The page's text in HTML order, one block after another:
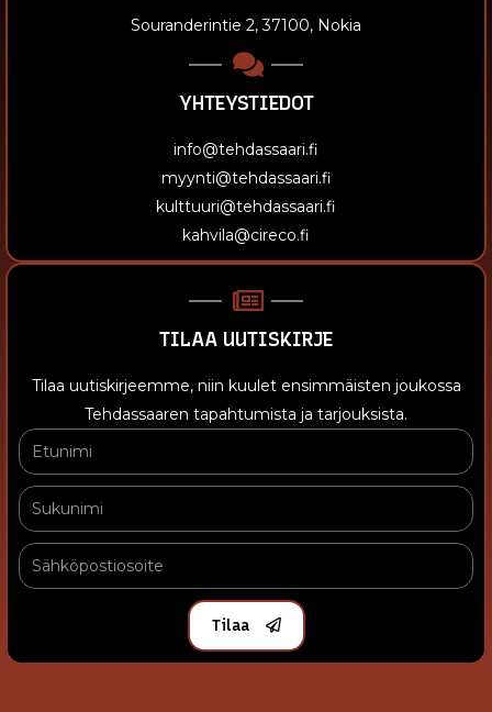
Souranderintie 2, 37100, Nokia
YHTEYSTIEDOT
info@tehdassaari.fi
myynti@tehdassaari.fi
kulttuuri@tehdassaari.fi
kahvila@cireco.fi
TILAA UUTISKIRJE
Tilaa uutiskirjeemme, niin kuulet ensimmäisten joukossa
Tehdassaaren tapahtumista ja tarjouksista.
Tilaa